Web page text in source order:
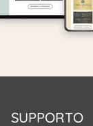
SUPPORTO